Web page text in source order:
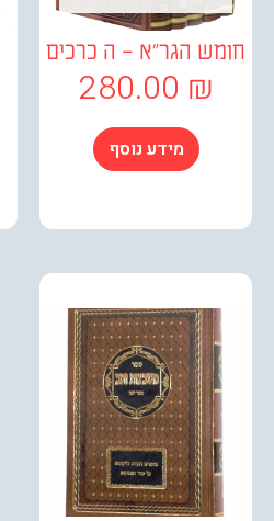
הגר"א – ה כרכים
280.00
מידע נוסף